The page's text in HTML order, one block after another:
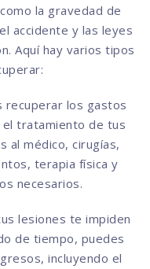
la gravedad de
accidente y las leyes
Aquí hay varios tipos
recuperar los gastos
el tratamiento de tus
al médico, cirugías,
terapia física y
necesarios.
lesiones te impiden
de tiempo, puedes
incluyendo el